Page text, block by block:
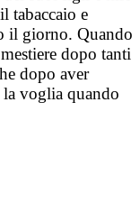
tabaccaio e
il giorno. Quando
dopo tanti
dopo aver
la voglia quando